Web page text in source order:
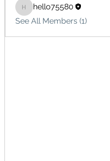
hello75580
hello75580
See All Members (1)